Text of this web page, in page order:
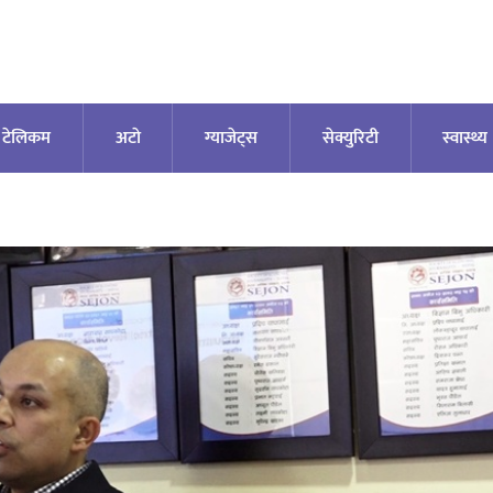
टेलिकम अटाे ग्याजेट्स सेक्युरिटी स्वास्थ्य